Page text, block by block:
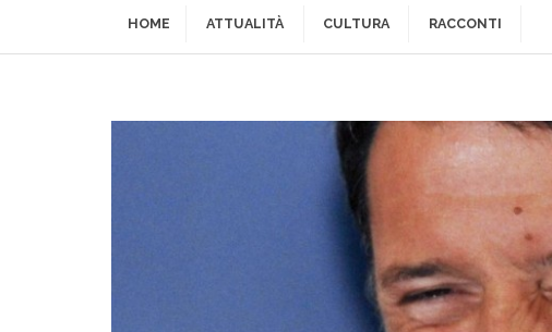
HOME ATTUALITÀ CULTURA RACCONTI